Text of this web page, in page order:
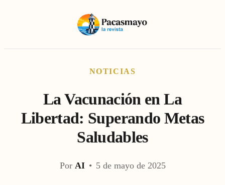
NOTICIAS
La Vacunación en La
Libertad: Superando Metas
Saludables
Por AI • 5 de mayo de 2025